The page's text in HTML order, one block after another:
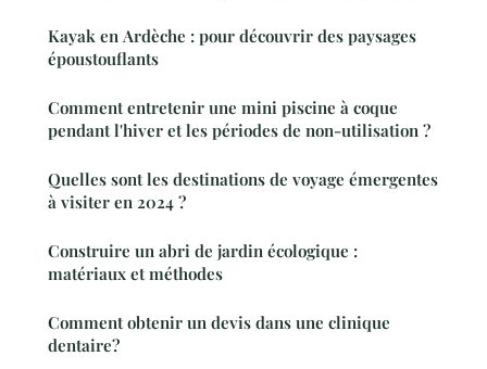
Kayak en Ardèche : pour découvrir des paysages
époustouflants
Comment entretenir une mini piscine à coque
pendant l'hiver et les périodes de non-utilisation ?
Quelles sont les destinations de voyage émergentes
à visiter en 2024 ?
Construire un abri de jardin écologique :
matériaux et méthodes
Comment obtenir un devis dans une clinique
dentaire?